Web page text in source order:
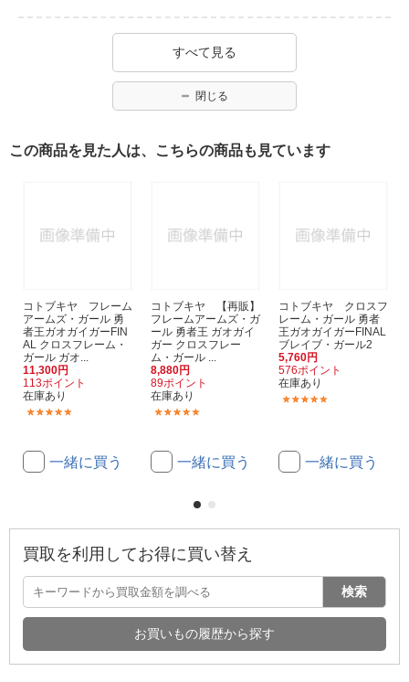
すべて見る
閉じる
この商品を見た人は、こちらの商品も見ています
コトブキヤ フレーム
アームズ・ガール 勇
者王ガオガイガーFIN
AL クロスフレーム・
ガール ガオ...
11,300円
113ポイント
在庫あり
一緒に買う
コトブキヤ 【再販】
フレームアームズ・ガ
ール 勇者王 ガオガイ
ガー クロスフレー
ム・ガール ...
8,880円
89ポイント
在庫あり
一緒に買う
コトブキヤ クロスフ
レーム・ガール 勇者
王ガオガイガーFINAL
ブレイブ・ガール2
5,760円
576ポイント
在庫あり
一緒に買う
買取を利用してお得に買い替え
検索
お買いもの履歴から探す